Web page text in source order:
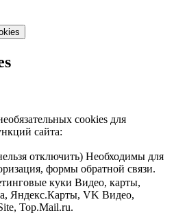
cookies для
сайта:
отключить) Необходимы для
формы обратной связи.
куки Видео, карты,
Яндекс.Карты, VK Видео,
Top.Mail.ru.